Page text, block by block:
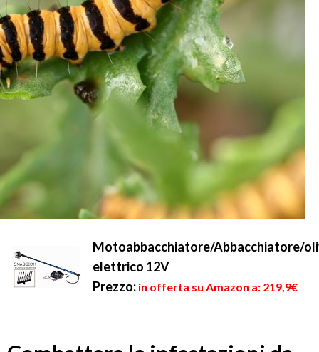
Motoabbacchiatore/Abbacchiatore/
elettrico 12V
Prezzo: in offerta su Amazon a: 219,9€